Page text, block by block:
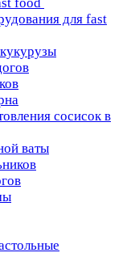
для fast
сосисок в
ваты